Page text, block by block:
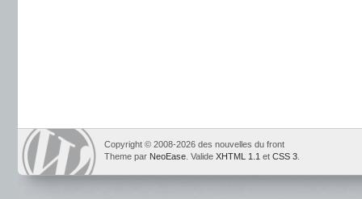
Copyright © 2008-2026 des nouvelles du front
Theme par NeoEase . Valide XHTML 1.1 et CSS 3